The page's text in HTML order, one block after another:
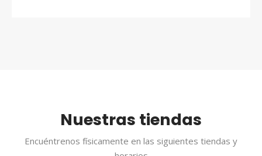
Nuestras tiendas
Encuéntrenos físicamente en las siguientes tiendas y